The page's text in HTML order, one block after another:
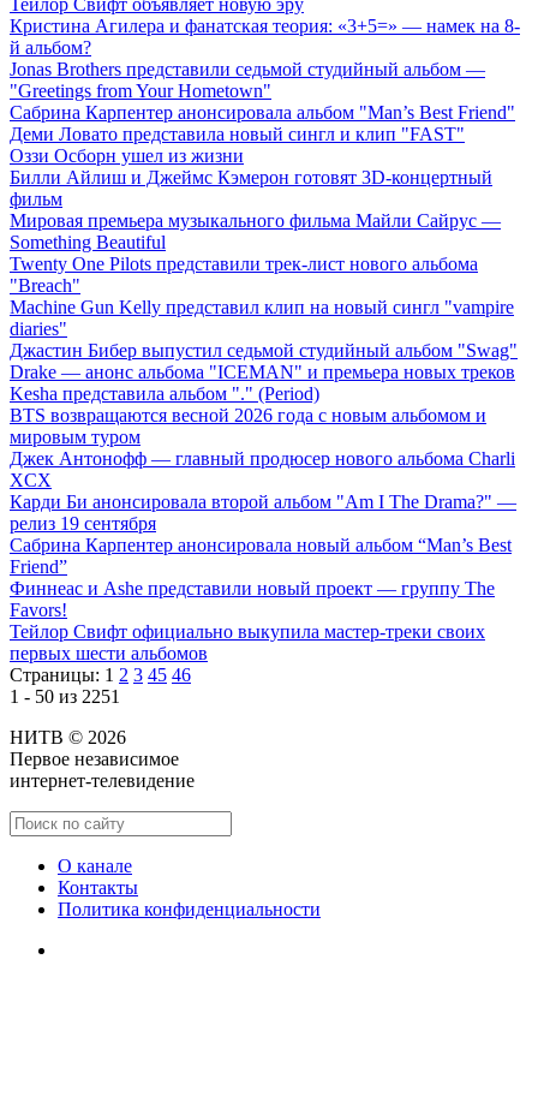
Тейлор Свифт объявляет новую эру
Кристина Агилера и фанатская теория: «3+5=» — намек на 8-
й альбом?
Jonas Brothers представили седьмой студийный альбом —
"Greetings from Your Hometown"
Сабрина Карпентер анонсировала альбом "Man’s Best Friend"
Деми Ловато представила новый сингл и клип "FAST"
Оззи Осборн ушел из жизни
Билли Айлиш и Джеймс Кэмерон готовят 3D-концертный
фильм
Мировая премьера музыкального фильма Майли Сайрус —
Something Beautiful
Twenty One Pilots представили трек-лист нового альбома
"Breach"
Machine Gun Kelly представил клип на новый сингл "vampire
diaries"
Джастин Бибер выпустил седьмой студийный альбом "Swag"
Drake — анонс альбома "ICEMAN" и премьера новых треков
Kesha представила альбом "." (Period)
BTS возвращаются весной 2026 года с новым альбомом и
мировым туром
Джек Антонофф — главный продюсер нового альбома Charli
XCX
Карди Би анонсировала второй альбом "Am I The Drama?" —
релиз 19 сентября
Сабрина Карпентер анонсировала новый альбом “Man’s Best
Friend”
Финнеас и Ashe представили новый проект — группу The
Favors!
Тейлор Свифт официально выкупила мастер-треки своих
первых шести альбомов
Страницы: 1 2 3 45 46
1 - 50 из 2251
НИТВ © 2026
Первое независимое
интернет-телевидение
О канале
Контакты
Политика конфиденциальности